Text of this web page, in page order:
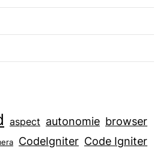
aspect autonomie browser
CodeIgniter Code Igniter